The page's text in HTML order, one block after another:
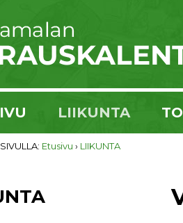
LIIKUNTA
Etusivu › LIIKUNTA